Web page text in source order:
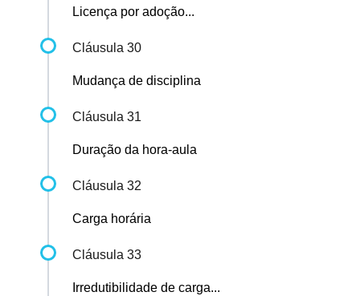
Licença por adoção...
Cláusula 30
Mudança de disciplina
Cláusula 31
Duração da hora-aula
Cláusula 32
Carga horária
Cláusula 33
Irredutibilidade de carga...